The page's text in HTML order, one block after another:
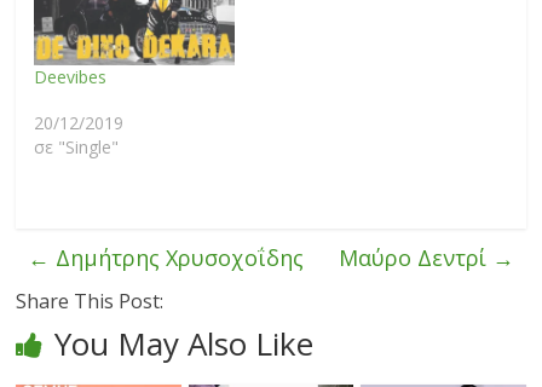
Deevibes
20/12/2019
σε "Single"
← Δημήτρης Χρυσοχοΐδης Μαύρο Δεντρί →
Share This Post:
You May Also Like